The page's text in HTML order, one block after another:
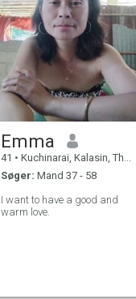
Emma
41 • Kuchinarai, Kalasin, Thailand
Søger: Mand 37 - 58
I want to have a good and
warm love.